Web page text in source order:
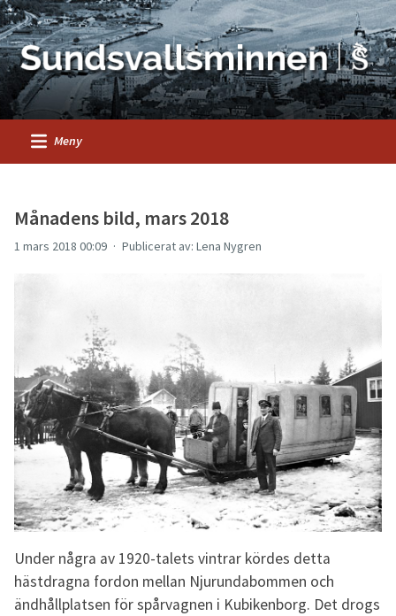
Meny
Månadens bild, mars 2018
1 mars 2018 00:09 Publicerat av: Lena Nygren
Under några av 1920-talets vintrar kördes detta
hästdragna fordon mellan Njurundabommen och
ändhållplatsen för spårvagnen i Kubikenborg. Det drogs